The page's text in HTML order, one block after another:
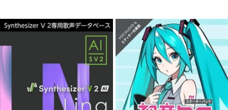
FREQPORT
Glorious Mntra
Minimal Audio